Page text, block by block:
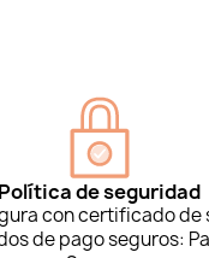
Política de seguridad
con certificado de
de pago seguros: